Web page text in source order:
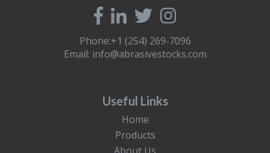
Phone:+1 (254) 269-7096
Email: info@abrasivestocks.com
Useful Links
Home
Products